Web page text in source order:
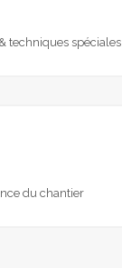
techniques spéciales
du chantier